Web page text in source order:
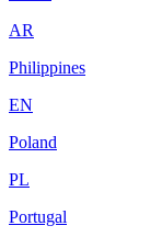
AR
Philippines
EN
Poland
PL
Portugal